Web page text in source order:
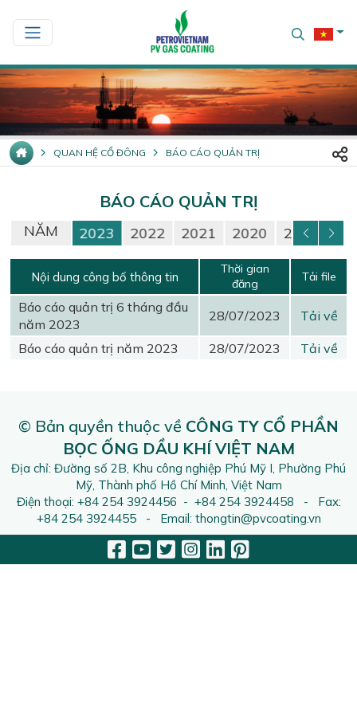
QUAN HỆ CỔ ĐÔNG BÁO CÁO QUẢN TRỊ
BÁO CÁO QUẢN TRỊ
NĂM
2024 2023 2022 2021 2020 2019
Nội dung công bố thông tin
Thời gian
đăng
Tải file
Báo cáo quản trị 6 tháng đầu
năm 2023
28/07/2023 Tải về
Báo cáo quản trị năm 2023 28/07/2023 Tải về
© Bản quyền thuộc về CÔNG TY CỔ PHẦN
BỌC ỐNG DẦU KHÍ VIỆT NAM
Địa chỉ: Đường số 2B, Khu công nghiệp Phú Mỹ I, Phường Phú
Mỹ, Thành phố Hồ Chí Minh, Việt Nam
Điện thoại: +84 254 3924456 - +84 254 3924458 - Fax:
+84 254 3924455 - Email: thongtin@pvcoating.vn